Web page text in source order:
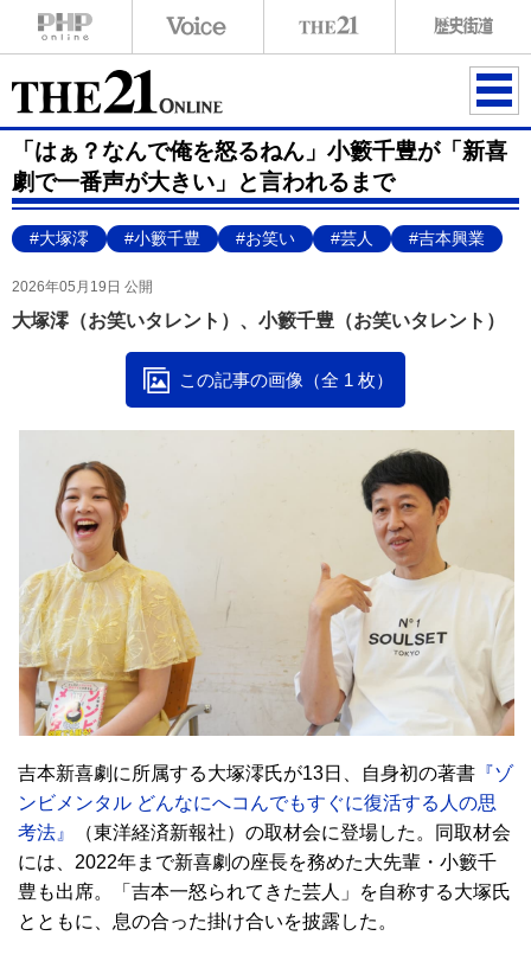
ME
NU
「はぁ？なんで俺を怒るねん」小籔千豊が「新喜
劇で一番声が大きい」と言われるまで
#大塚澪 #小籔千豊 #お笑い #芸人 #吉本興業
2026年05月19日 公開
大塚澪（お笑いタレント）、小籔千豊（お笑いタレント）
この記事の画像（全 1 枚）
吉本新喜劇に所属する大塚澪氏が13日、自身初の著書 『ゾ
ンビメンタル どんなにへコんでもすぐに復活する人の思
考法』
（東洋経済新報社）の取材会に登場した。同取材会
には、2022年まで新喜劇の座長を務めた大先輩・小籔千
豊も出席。「吉本一怒られてきた芸人」を自称する大塚氏
とともに、息の合った掛け合いを披露した。